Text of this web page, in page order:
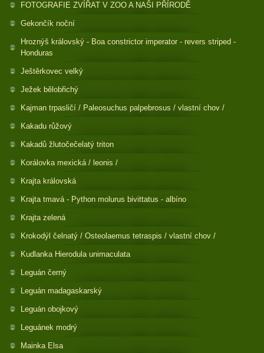
FOTOGRAFIE ZVÍŘAT V ZOO A NAŠI PŘÍRODĚ
Gekončík noční
Hroznýš královský - Boa constrictor imperator - revers striped -
Honduras
Ještěrkovec velký
Ježek bělobřichý
Kajman trpasličí / Paleosuchus palpebrosus / vlastní chov /
Kakadu růžový
Kakadů žlutočečelatý triton
Korálovka mexická / leonis /
Krajta královská
Krajta tmavá - Python molurus bivittatus - albíno
Krajta zelená
Krokodýl čelnatý / Osteolaemus tetraspis / vlastní chov /
Kudlanka Hierodula unimaculata
Leguán černý
Leguán madagaskarský
Leguán obojkový
Leguánek modrý
Mainka Elsa